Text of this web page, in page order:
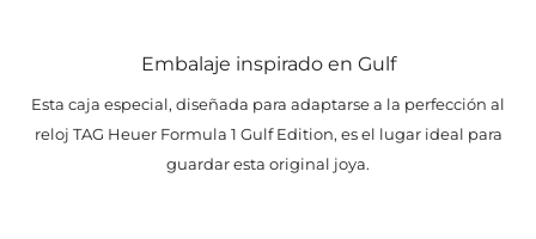
Embalaje inspirado en Gulf
Esta caja especial, diseñada para adaptarse a la perfección al
reloj TAG Heuer Formula 1 Gulf Edition, es el lugar ideal para
guardar esta original joya.